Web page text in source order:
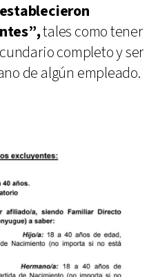
tales como tener
completo y ser
de algún empleado.